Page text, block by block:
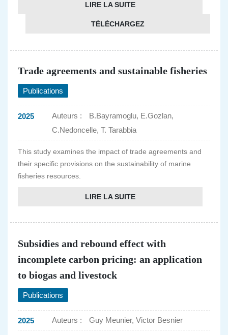
LIRE LA SUITE
TÉLÉCHARGEZ
Trade agreements and sustainable fisheries
Publications
2025 Auteurs :
B.Bayramoglu, E.Gozlan,
C.Nedoncelle, T. Tarabbia
This study examines the impact of trade agreements and
their specific provisions on the sustainability of marine
fisheries resources.
LIRE LA SUITE
Subsidies and rebound effect with
incomplete carbon pricing: an application
to biogas and livestock
Publications
2025 Auteurs : Guy Meunier, Victor Besnier